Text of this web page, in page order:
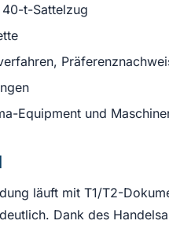
t-Sattelzug
Equipment und
läuft mit T1/T2-
Dank des